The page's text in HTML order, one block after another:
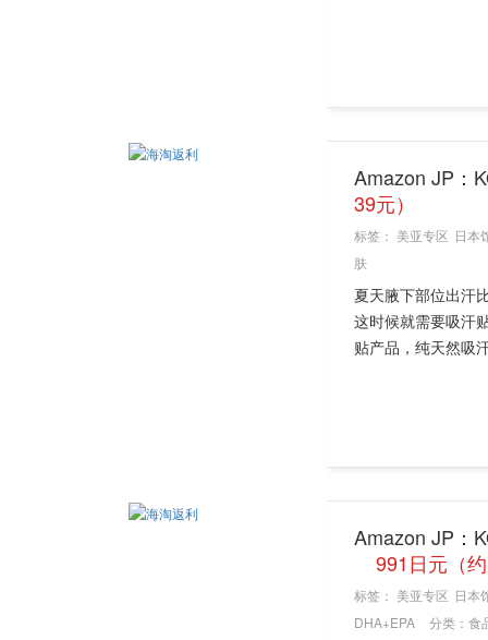
Amazon JP：
39元）
标签： 美亚专区 日本
肤
夏天腋下部位出汗
这时候就需要吸汗
贴产品，纯天然吸
Amazon JP：
991日元（
标签： 美亚专区 日本
DHA+EPA
分类： 食